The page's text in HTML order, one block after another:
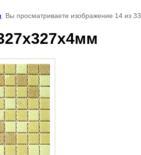
. Вы просматриваете изображение 14 из 33